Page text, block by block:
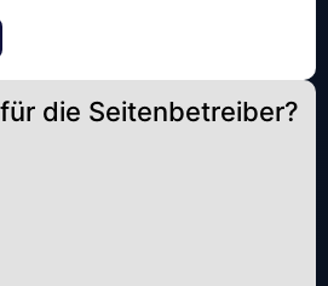
die Seitenbetreiber?